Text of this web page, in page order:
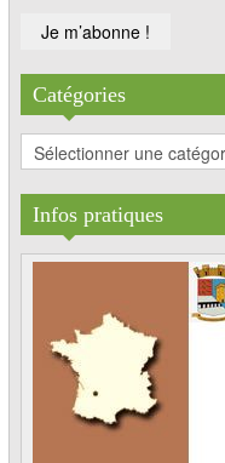
Catégories
Catégories
Infos pratiques